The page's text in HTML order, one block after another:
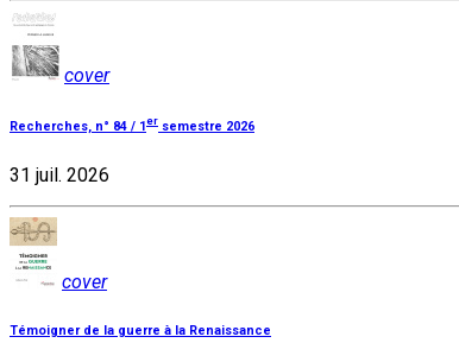
cover
Recherches, n° 84 / 1 er semestre 2026
31 juil. 2026
cover
Témoigner de la guerre à la Renaissance